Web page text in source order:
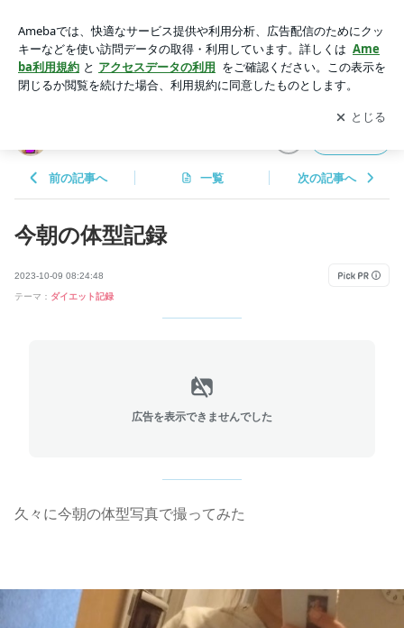
アプリをダウンロードして ブログの更新通知
を受け取りまし
ょう。
開く
前の記事へ 一覧 次の記事へ
今朝の体型記録
2023-10-09 08:24:48
テーマ： ダイエット記録
広告を表示できませんでした
久々に今朝の体型写真で撮ってみた